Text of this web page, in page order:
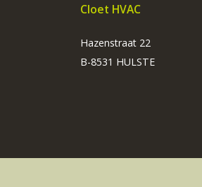
Cloet HVAC
Hazenstraat 22
B-8531 HULSTE